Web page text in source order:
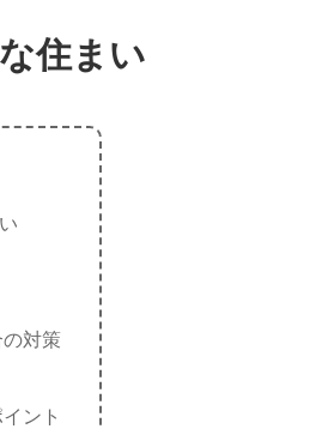
住まい
対策
ント